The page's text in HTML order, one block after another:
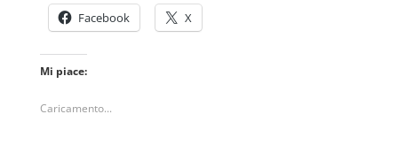
Facebook X
Mi piace:
Caricamento...